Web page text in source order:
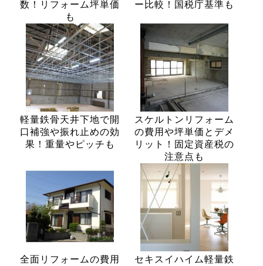
数！リフォーム坪単価
も
ー比較！国税庁基準も
軽量鉄骨天井下地で開
口補強や振れ止めの効
果！重量やピッチも
スケルトンリフォーム
の費用や坪単価とデメ
リット！固定資産税の
注意点も
全面リフォームの費用
セキスイハイム軽量鉄